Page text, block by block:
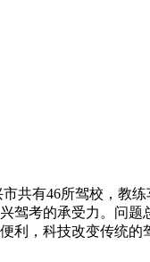
共有46所驾校，教
考的承受力。问
，科技改变传统的